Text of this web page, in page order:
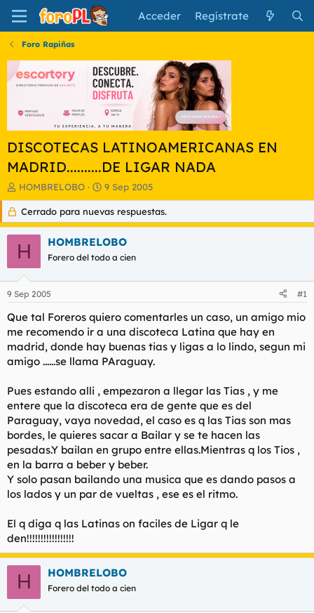
Acceder Regístrate
Foro Rapiñas
DISCOTECAS LATINOAMERICANAS EN
MADRID..........DE LIGAR NADA
I
n
c
i
a
d
o
d
t
e
m
HOMBRELOBO
F
e
c
h
a
d
e
i
o
9 Sep 2005
Cerrado para nuevas respuestas.
H HOMBRELOBO
Forero del todo a cien
9 Sep 2005 #1
Que tal Foreros quiero comentarles un caso, un amigo mio
me recomendo ir a una discoteca Latina que hay en
madrid, donde hay buenas tias y ligas a lo lindo, segun mi
amigo ......se llama PAraguay.
Pues estando alli , empezaron a llegar las Tias , y me
entere que la discoteca era de gente que es del
Paraguay, vaya novedad, el caso es q las Tias son mas
bordes, le quieres sacar a Bailar y se te hacen las
pesadas.Y bailan en grupo entre ellas.Mientras q los Tios ,
en la barra a beber y beber.
Y solo pasan bailando una musica que es dando pasos a
los lados y un par de vueltas , ese es el ritmo.
El q diga q las Latinas on faciles de Ligar q le
den!!!!!!!!!!!!!!!!!
H HOMBRELOBO
Forero del todo a cien